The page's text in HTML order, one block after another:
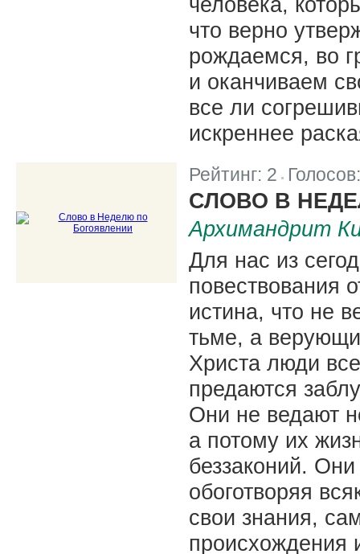
что верно
рождаемся, во
и оканчиваем
все ли
искреннее
Рейтинг: 2
СЛОВО В
Архимандрит
Для нас из
повествования
истина, что не
тьме, а
Христа люди
предаются
Они не ведают
а потому их
беззаконий.
обоготворяя
свои знания,
происхождения